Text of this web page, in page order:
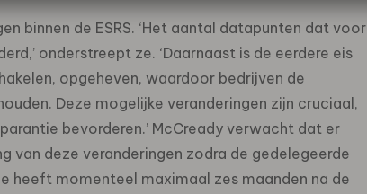
binnen de ESRS. ‘Het aantal datapunten dat voor
onderstreept ze. ‘Daarnaast is de eerdere eis
opgeheven, waardoor bedrijven de
Deze mogelijke veranderingen zijn cruciaal,
bevorderen.’ McCready verwacht dat er
van deze veranderingen zodra de gedelegeerde
heeft momenteel maximaal zes maanden na de